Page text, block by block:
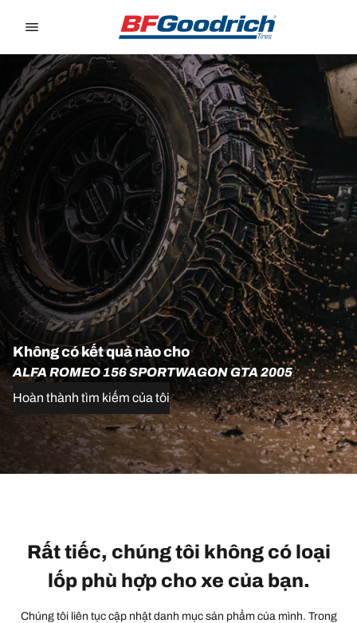
Không có kết quả nào cho
ALFA ROMEO 156 SPORTWAGON GTA 2005
Hoàn thành tìm kiếm của tôi
Rất tiếc, chúng tôi không có loại
lốp phù hợp cho xe của bạn.
Chúng tôi liên tục cập nhật danh mục sản phẩm của mình. Trong